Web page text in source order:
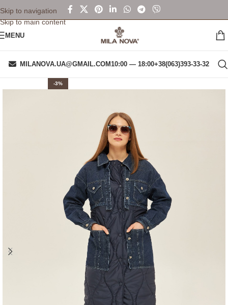
Skip to navigation
Skip to main content
MENU
MILANOVA.UA@GMAIL.COM10:00 — 18:00+38(063)393-33-32
-3%